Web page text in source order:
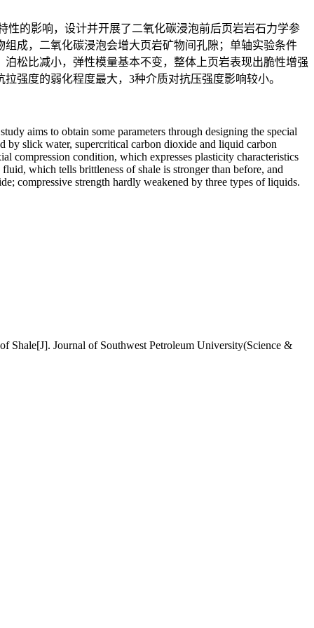
的影响，设计并开展了二氧化碳浸泡前后页岩岩石力学参
成，二氧化碳浸泡会增大页岩矿物间孔隙；单轴实验条件
松比减小，弹性模量基本不变，整体上页岩表现出脆性增强
强度的弱化程度最大，3种介质对抗压强度影响较小。
aims to obtain some parameters through designing the special
by slick water, supercritical carbon dioxide and liquid carbon
compression condition, which expresses plasticity characteristics
which tells brittleness of shale is stronger than before, and
compressive strength hardly weakened by three types of liquids.
Journal of Southwest Petroleum University(Science &